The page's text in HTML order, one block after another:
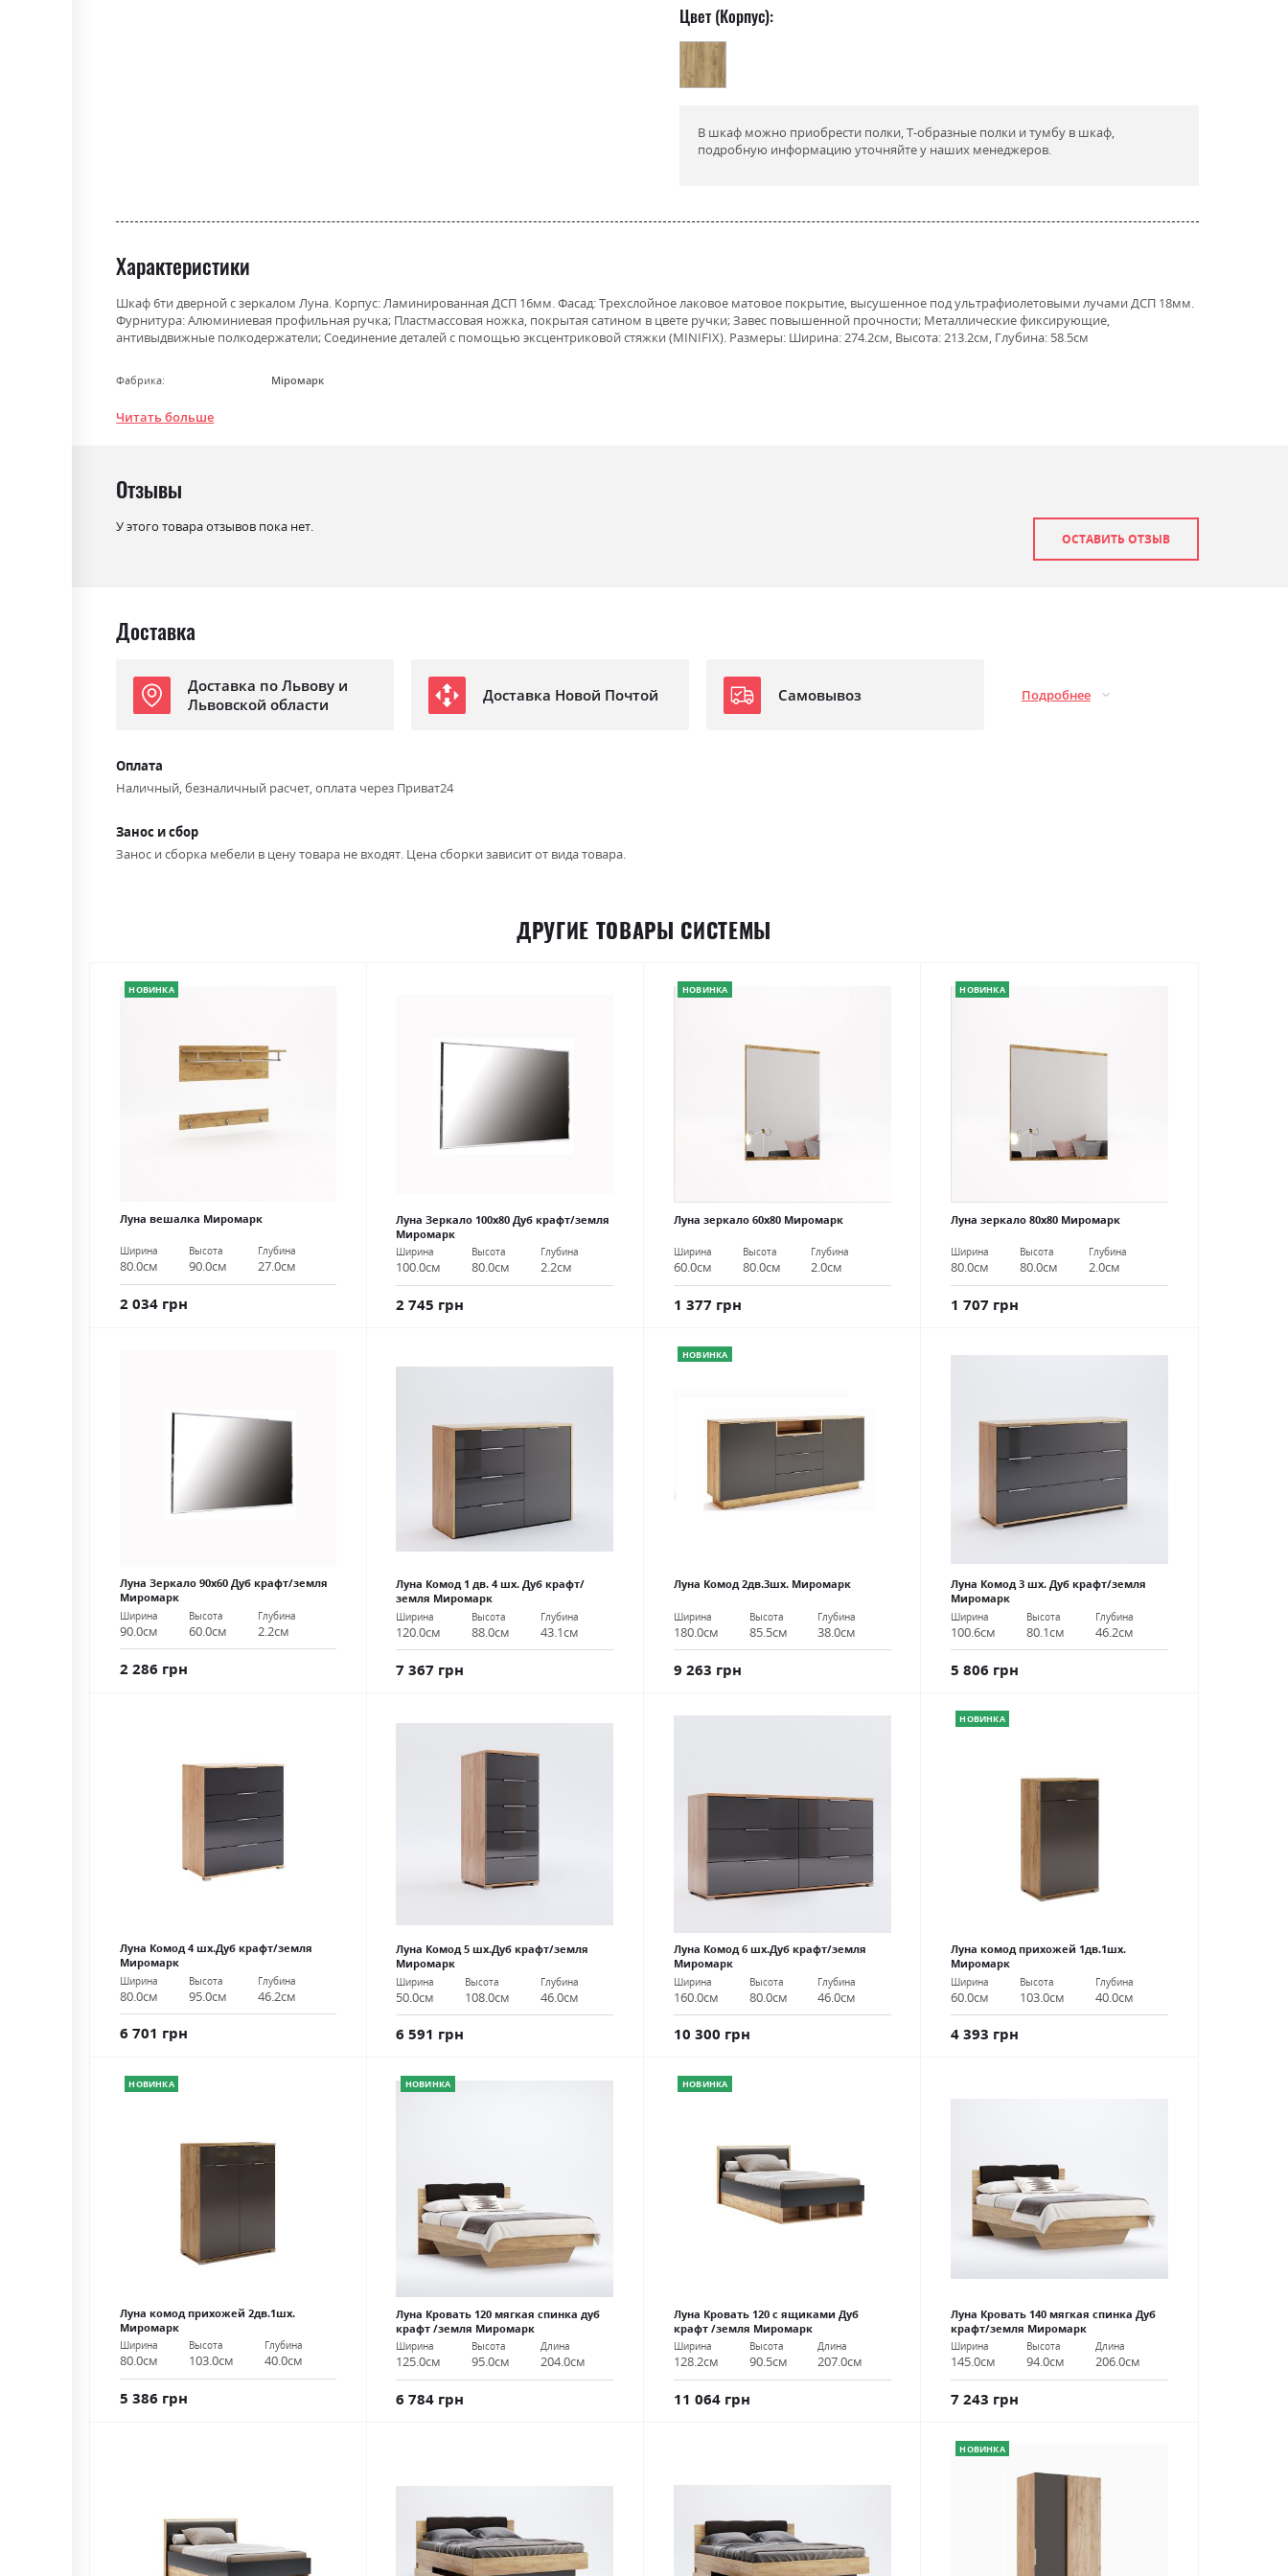
Цвет (Корпус):
В шкаф можно приобрести полки, Т-образные полки и тумбу в шкаф,
подробную информацию уточняйте у наших менеджеров.
Характеристики
Шкаф 6ти дверной с зеркалом Луна. Корпус: Ламинированная ДСП 16мм. Фасад: Трехслойное лаковое матовое покрытие, высушенное под ультрафиолетовыми лучами ДСП 18мм.
Фурнитура: Алюминиевая профильная ручка; Пластмассовая ножка, покрытая сатином в цвете ручки; Завес повышенной прочности; Металлические фиксирующие,
антивыдвижные полкодержатели; Соединение деталей с помощью эксцентриковой стяжки (MINIFIX). Размеры: Ширина: 274.2см, Высота: 213.2см, Глубина: 58.5см
Фабрика: Міромарк
Цвет (Фасад):
Читать больше
Отзывы
У этого товара отзывов пока нет.
ОСТАВИТЬ ОТЗЫВ
Доставка
Доставка по Львову и
Львовской области
Доставка Новой Почтой Самовывоз Подробнее
Оплата
Наличный, безналичный расчет, оплата через Приват24
Занос и сбор
Занос и сборка мебели в цену товара не входят. Цена сборки зависит от вида товара.
ДРУГИЕ ТОВАРЫ СИСТЕМЫ
НОВИНКА
Луна вешалка Миромарк
Ширина
80.0см
Высота
90.0см
Глубина
27.0см
2 034 грн
Луна Зеркало 100х80 Дуб крафт/земля
Миромарк
Ширина
100.0см
Высота
80.0см
Глубина
2.2см
2 745 грн
НОВИНКА
Луна зеркало 60х80 Миромарк
Ширина
60.0см
Высота
80.0см
Глубина
2.0см
1 377 грн
НОВИНКА
Луна зеркало 80х80 Миромарк
Ширина
80.0см
Высота
80.0см
Глубина
2.0см
1 707 грн
Луна Зеркало 90х60 Дуб крафт/земля
Миромарк
Ширина
90.0см
Высота
60.0см
Глубина
2.2см
2 286 грн
Луна Комод 1 дв. 4 шх. Дуб крафт/
земля Миромарк
Ширина
120.0см
Высота
88.0см
Глубина
43.1см
7 367 грн
НОВИНКА
Луна Комод 2дв.3шх. Миромарк
Ширина
180.0см
Высота
85.5см
Глубина
38.0см
9 263 грн
Луна Комод 3 шх. Дуб крафт/земля
Миромарк
Ширина
100.6см
Высота
80.1см
Глубина
46.2см
5 806 грн
Луна Комод 4 шх.Дуб крафт/земля
Миромарк
Ширина
80.0см
Высота
95.0см
Глубина
46.2см
6 701 грн
Луна Комод 5 шх.Дуб крафт/земля
Миромарк
Ширина
50.0см
Высота
108.0см
Глубина
46.0см
6 591 грн
Луна Комод 6 шх.Дуб крафт/земля
Миромарк
Ширина
160.0см
Высота
80.0см
Глубина
46.0см
10 300 грн
НОВИНКА
Луна комод прихожей 1дв.1шх.
Миромарк
Ширина
60.0см
Высота
103.0см
Глубина
40.0см
4 393 грн
НОВИНКА
Луна комод прихожей 2дв.1шх.
Миромарк
Ширина
80.0см
Высота
103.0см
Глубина
40.0см
5 386 грн
НОВИНКА
Луна Кровать 120 мягкая спинка дуб
крафт /земля Миромарк
Ширина
125.0см
Высота
95.0см
Длина
204.0см
6 784 грн
НОВИНКА
Луна Кровать 120 с ящиками Дуб
крафт /земля Миромарк
Ширина
128.2см
Высота
90.5см
Длина
207.0см
11 064 грн
Луна Кровать 140 мягкая спинка Дуб
крафт/земля Миромарк
Ширина
145.0см
Высота
94.0см
Длина
206.0см
7 243 грн
НОВИНКА